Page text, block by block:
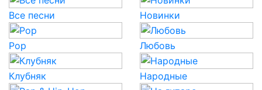
Все песни Новинки
Pop Любовь
Клубняк Народные